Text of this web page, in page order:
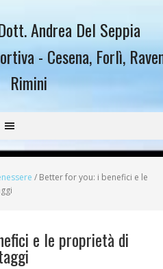
Andrea Del Seppia
- Cesena, Forlì,
Rimini
/ Better for you: i benefici e le
e le proprietà di